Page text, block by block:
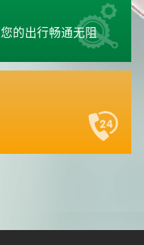
的出行畅通无阻